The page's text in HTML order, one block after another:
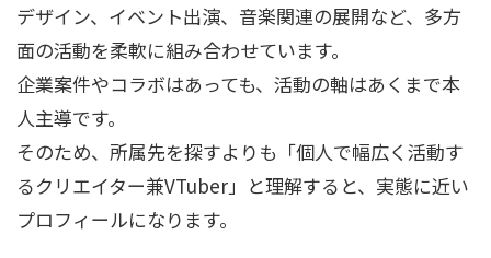
デザイン、イベント出演、音楽関連の展開など、多方
面の活動を柔軟に組み合わせています。
企業案件やコラボはあっても、活動の軸はあくまで本
人主導です。
そのため、所属先を探すよりも「個人で幅広く活動す
るクリエイター兼VTuber」と理解すると、実態に近い
プロフィールになります。